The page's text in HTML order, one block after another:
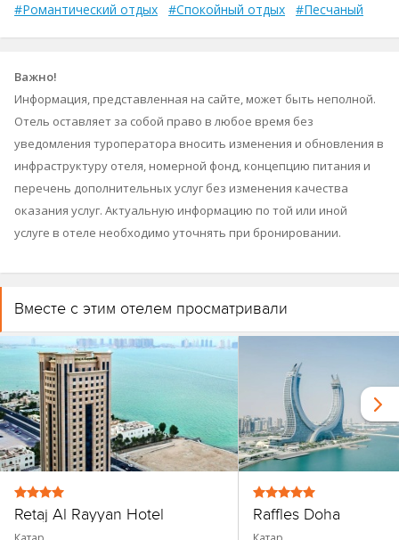
#Романтический отдых
#Спокойный отдых #Песчаный
Важно!
Информация, представленная на сайте, может быть неполной.
Отель оставляет за собой право в любое время без
уведомления туроператора вносить изменения и обновления в
инфраструктуру отеля, номерной фонд, концепцию питания и
перечень дополнительных услуг без изменения качества
оказания услуг. Актуальную информацию по той или иной
услуге в отеле необходимо уточнять при бронировании.
Вместе с этим отелем просматривали
Retaj Al Rayyan Hotel Raffles Doha